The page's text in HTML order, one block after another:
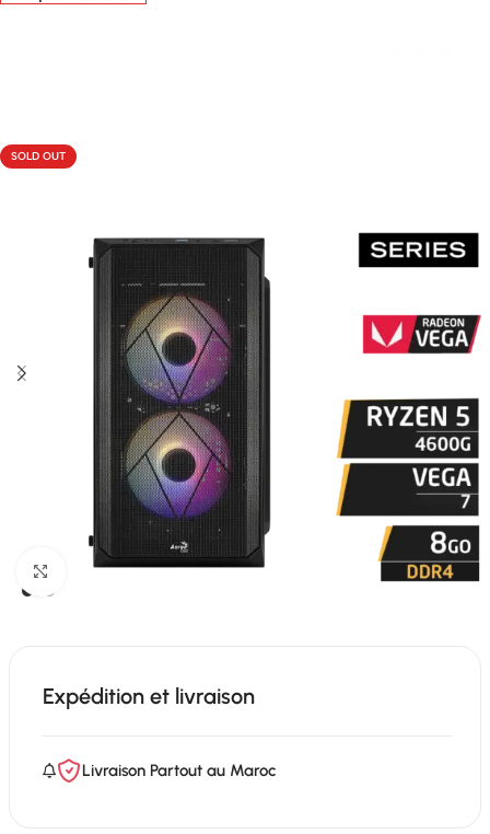
SOLD OUT
Click to enlarge
Expédition et livraison
Livraison Partout au Maroc